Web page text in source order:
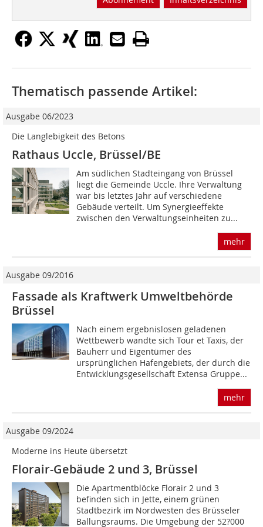
Thematisch passende Artikel:
Ausgabe 06/2023
Die Langlebigkeit des Betons
Rathaus Uccle, Brüssel/BE
Am südlichen Stadteingang von Brüssel
liegt die Gemeinde Uccle. Ihre Verwaltung
war bis letztes Jahr auf verschiedene
Gebäude verteilt. Um Synergieeffekte
zwischen den Verwaltungseinheiten zu...
mehr
Ausgabe 09/2016
Fassade als Kraftwerk Umweltbehörde
Brüssel
Nach einem ergebnislosen geladenen
Wettbewerb wandte sich Tour et Taxis, der
Bauherr und Eigentümer des
ursprünglichen Hafengebiets, der durch die
Entwicklungsgesellschaft Extensa Gruppe...
mehr
Ausgabe 09/2024
Moderne ins Heute übersetzt
Florair-Gebäude 2 und 3, Brüssel
Die Apartmentblöcke Florair 2 und 3
befinden sich in Jette, einem grünen
Stadtbezirk im Nordwesten des Brüsseler
Ballungsraums. Die Umgebung der 52?000